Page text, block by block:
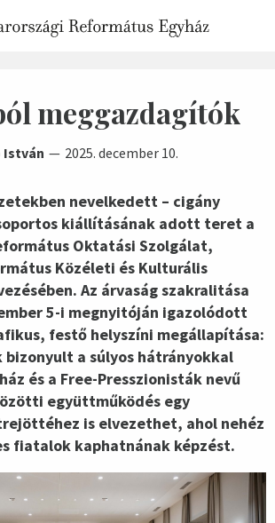
meggazdagítók
István 2025. december 10.
nevelkedett – cigány
kiállításának adott teret a
Oktatási Szolgálat,
Közéleti és Kulturális
Az árvaság szakralitása
5-i megnyitóján igazolódott
festő helyszíni megállapítása:
bizonyult a súlyos hátrányokkal
és a Free-Presszionisták nevű
együttműködés egy
is elvezethet, ahol nehéz
fiatalok kaphatnának képzést.